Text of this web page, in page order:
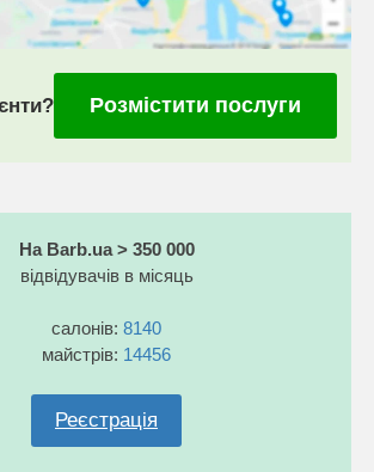
Розмістити послуги
На Barb.ua > 350 000
відвідувачів в місяць
салонів: 8140
майстрів: 14456
Реєстрація